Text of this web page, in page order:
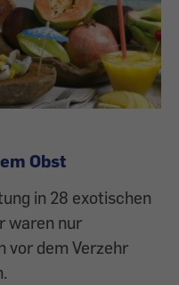
Obst
in 28 exotischen
waren nur
vor dem Verzehr